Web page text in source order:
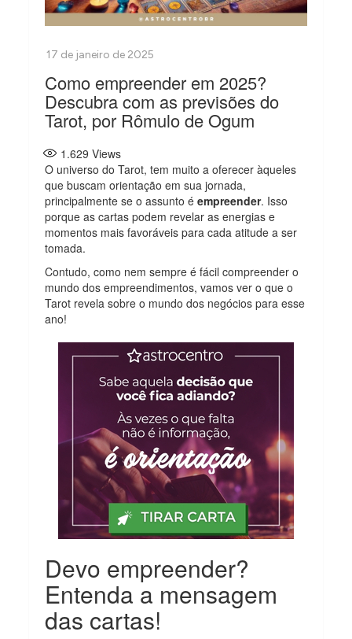
Como empreender em 2025?
Descubra com as previsões do
Tarot, por Rômulo de Ogum
1.629 Views
O universo do Tarot, tem muito a oferecer àqueles
que buscam orientação em sua jornada,
principalmente se o assunto éempreender. Isso
porque as cartas podem revelar as energias e
momentos mais favoráveis para cada atitude a ser
tomada.
Contudo, como nem sempre é fácil compreender o
mundo dos empreendimentos, vamos ver o que o
Tarot revela sobre o mundo dos negócios para esse
ano!
Devo empreender?
Entenda a mensagem
das cartas!